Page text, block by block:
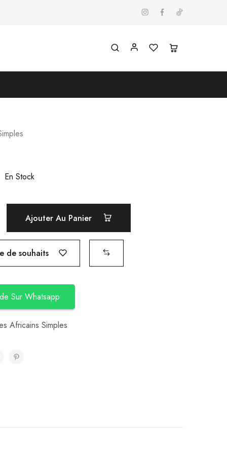
En Stock
Ajouter Au Panier
de souhaits
Sur Whatsapp
Africains Simples